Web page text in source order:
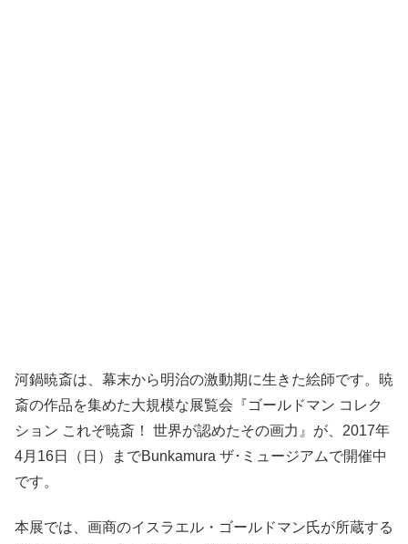
河鍋暁斎は、幕末から明治の激動期に生きた絵師です。暁
斎の作品を集めた大規模な展覧会『ゴールドマン コレク
ション これぞ暁斎！ 世界が認めたその画力』が、2017年
4月16日（日）までBunkamura ザ･ミュージアムで開催中
です。
本展では、画商のイスラエル・ゴールドマン氏が所蔵する